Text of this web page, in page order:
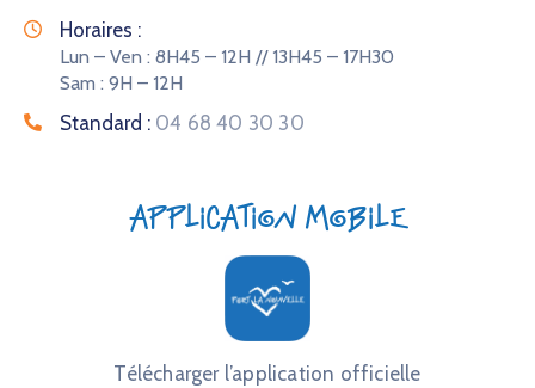
Horaires :
Lun – Ven : 8H45 – 12H // 13H45 – 17H30
Sam : 9H – 12H
Standard : 04 68 40 30 30
Application mobile
Télécharger l’application officielle